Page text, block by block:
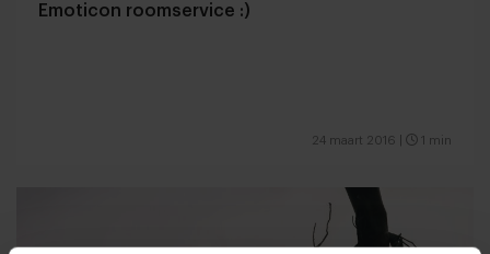
Emoticon roomservice :)
24 maart 2016 1 min